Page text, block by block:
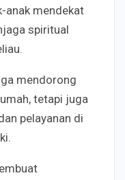
anak mendekat
spiritual
mendorong
tetapi juga
pelayanan di